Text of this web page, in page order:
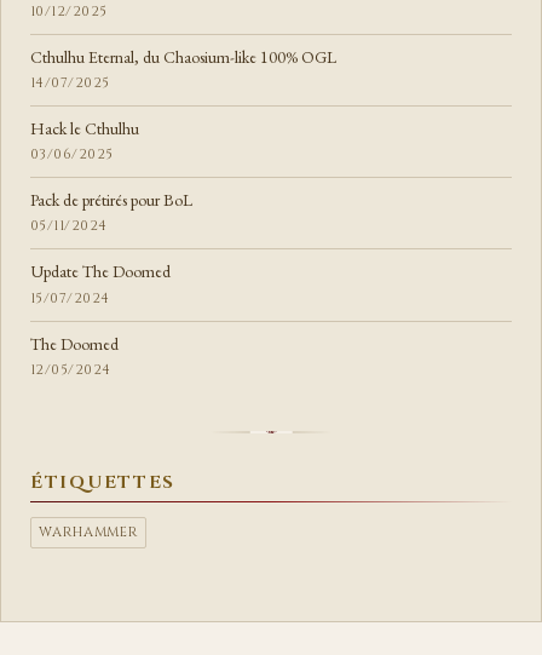
10/12/2025
Cthulhu Eternal, du Chaosium-like 100% OGL
14/07/2025
Hack le Cthulhu
03/06/2025
Pack de prétirés pour BoL
05/11/2024
Update The Doomed
15/07/2024
The Doomed
12/05/2024
ÉTIQUETTES
WARHAMMER